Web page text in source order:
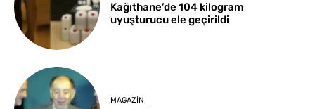
Kağıthane’de 104 kilogram
uyuşturucu ele geçirildi
MAGAZIN